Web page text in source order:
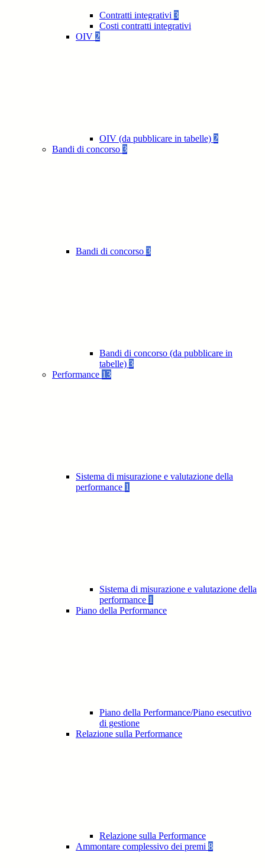
Contratti integrativi 3
Costi contratti integrativi
OIV 2
OIV (da pubblicare in tabelle) 2
Bandi di concorso 3
Bandi di concorso 3
Bandi di concorso (da pubblicare in
tabelle) 3
Performance 13
Sistema di misurazione e valutazione della
performance 1
Sistema di misurazione e valutazione della
performance 1
Piano della Performance
Piano della Performance/Piano esecutivo
di gestione
Relazione sulla Performance
Relazione sulla Performance
Ammontare complessivo dei premi 8